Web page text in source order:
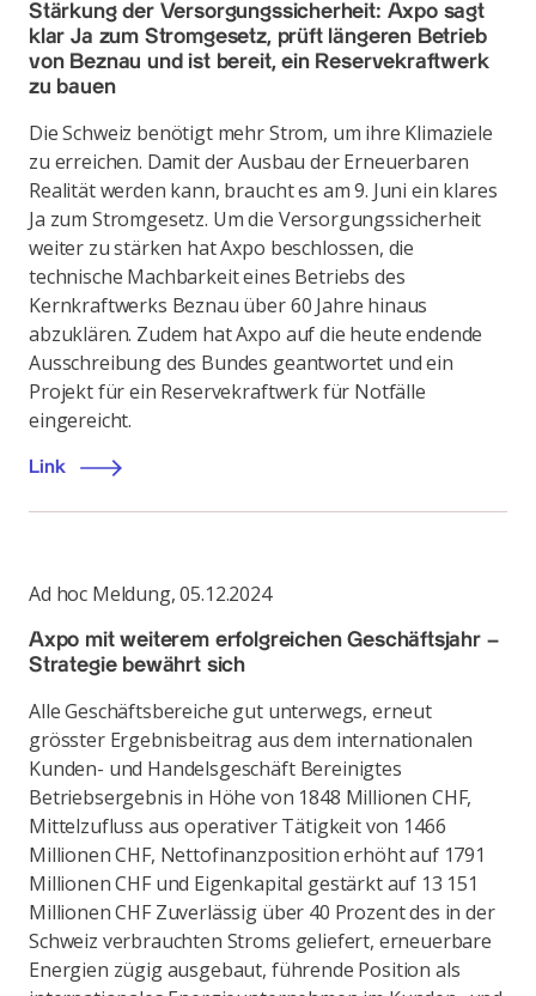
Stärkung der Versorgungssicherheit: Axpo sagt
klar Ja zum Stromgesetz, prüft längeren Betrieb
von Beznau und ist bereit, ein Reservekraftwerk
zu bauen
Die Schweiz benötigt mehr Strom, um ihre Klimaziele
zu erreichen. Damit der Ausbau der Erneuerbaren
Realität werden kann, braucht es am 9. Juni ein klares
Ja zum Stromgesetz. Um die Versorgungssicherheit
weiter zu stärken hat Axpo beschlossen, die
technische Machbarkeit eines Betriebs des
Kernkraftwerks Beznau über 60 Jahre hinaus
abzuklären. Zudem hat Axpo auf die heute endende
Ausschreibung des Bundes geantwortet und ein
Projekt für ein Reservekraftwerk für Notfälle
eingereicht.
Link
Ad hoc Meldung,05.12.2024
Axpo mit weiterem erfolgreichen Geschäftsjahr –
Strategie bewährt sich
Alle Geschäftsbereiche gut unterwegs, erneut
grösster Ergebnisbeitrag aus dem internationalen
Kunden- und Handelsgeschäft Bereinigtes
Betriebsergebnis in Höhe von 1848 Millionen CHF,
Mittelzufluss aus operativer Tätigkeit von 1466
Millionen CHF, Nettofinanzposition erhöht auf 1791
Millionen CHF und Eigenkapital gestärkt auf 13 151
Millionen CHF Zuverlässig über 40 Prozent des in der
Schweiz verbrauchten Stroms geliefert, erneuerbare
Energien zügig ausgebaut, führende Position als